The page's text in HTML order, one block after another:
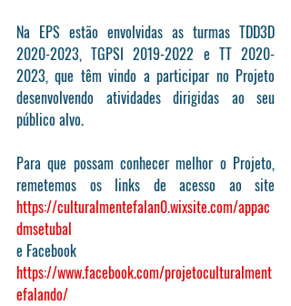
Na EPS estão envolvidas as turmas TDD3D
2020-2023, TGPSI 2019-2022 e TT 2020-
2023, que têm vindo a participar no Projeto
desenvolvendo atividades dirigidas ao seu
público alvo.
Para que possam conhecer melhor o Projeto,
https://culturalmentefalan0.wixsite.com/appac
dmsetubal
e Facebook
https://www.facebook.com/projetoculturalment
efalando/